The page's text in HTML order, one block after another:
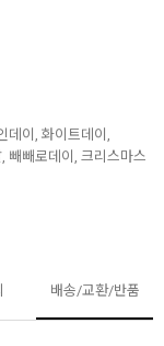
데이, 화이트데이,
빼빼로데이, 크리스마스
배송/교환/반품